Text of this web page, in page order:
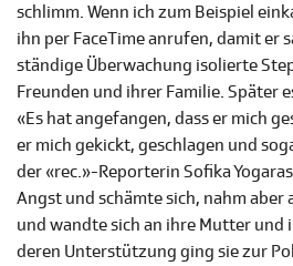
schlimm. Wenn ich zum Beispiel
ihn per FaceTime anrufen, damit er
ständige Überwachung isolierte
Freunden und ihrer Familie. Später
«Es hat angefangen, dass er mich
er mich gekickt, geschlagen und
der «rec.»-Reporterin Sofika
Angst und schämte sich, nahm aber
und wandte sich an ihre Mutter und
deren Unterstützung ging sie zur